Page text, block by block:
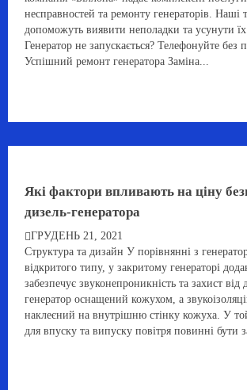
несправностей та ремонту генераторів. Наші
допоможуть виявити неполадки та усунути їх
Генератор не запускається? Телефонуйте без
Успішний ремонт генератора Заміна...
Які фактори впливають на ціну
дизель-генератора
ГРУДЕНЬ 21, 2021
Структура та дизайн У порівнянні з
відкритого типу, у закритому генераторі
забезпечує звуконепроникність та захист
генератор оснащений кожухом, а
наклеєний на внутрішню стінку кожуха. У
для впуску та випуску повітря повинні бути